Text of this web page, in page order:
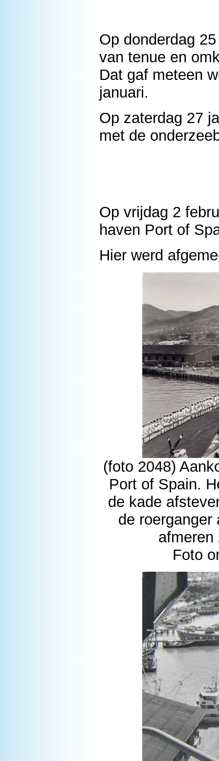
Op donderdag
van tenue en
Dat gaf meteen
januari.
Op zaterdag 27
met de
Op vrijdag 2
haven Port of
Hier werd
(foto 2048)
Port of Spain.
de kade
de roerganger
afmeren
Foto